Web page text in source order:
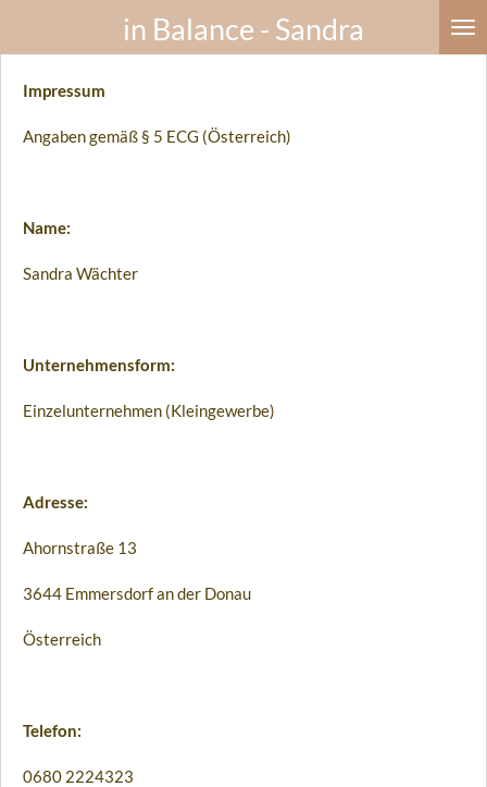
Hauptinhalt
springen
in Balance - Sandra
Impressum
Angaben gemäß § 5 ECG (Österreich)
Name:
Sandra Wächter
Unternehmensform:
Einzelunternehmen (Kleingewerbe)
Adresse:
Ahornstraße 13
3644 Emmersdorf an der Donau
Österreich
Telefon:
0680 2224323